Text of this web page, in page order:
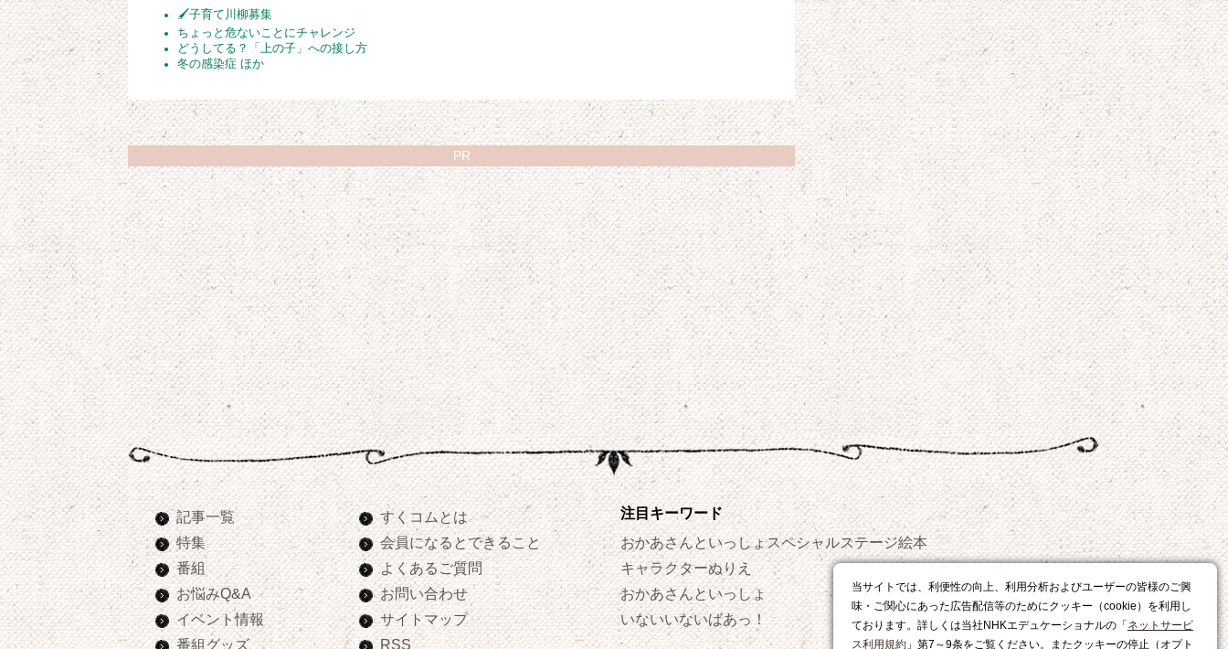
当サイトでは、利便性の向上、利用分析およびユーザーの皆様のご興
味・ご関心にあった広告配信等のためにクッキー（cookie）を利用し
ております。詳しくは当社NHKエデュケーショナルの「 ネットサービ
ス利用規約 」第7～9条をご覧ください。またクッキーの停止（オプト
🖌子育て川柳募集
ちょっと危ないことにチャレンジ
どうしてる？「上の子」への接し方
冬の感染症 ほか
PR
記事一覧
特集
番組
お悩みQ&A
イベント情報
番組グッズ
すくコムとは
会員になるとできること
よくあるご質問
お問い合わせ
サイトマップ
RSS
注目キーワード
おかあさんといっしょスペシャルステージ
キャラクターぬりえ
おかあさんといっしょ
いないいないばあっ！
絵本
おやつ
レシピ